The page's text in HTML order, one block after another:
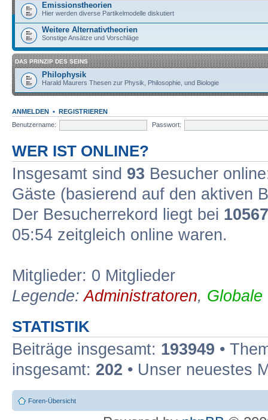
Emissionstheorien
Hier werden diverse Partikelmodelle diskutiert
Weitere Alternativtheorien
Sonstige Ansätze und Vorschläge
DAS PRINZIP DES SEINS
Philophysik
Harald Maurers Thesen zur Physik, Philosophie, und Biologie
ANMELDEN • REGISTRIEREN
Benutzername:
Passwort:
WER IST ONLINE?
Insgesamt sind 93 Besucher
Gäste (basierend auf den aktiven
Der Besucherrekord liegt bei 10567
05:54 zeitgleich online waren.
Mitglieder: 0 Mitglieder
Legende:Administratoren, Globale
STATISTIK
Beiträge insgesamt: 193949 •
insgesamt: 202 • Unser neuestes
Foren-Übersicht